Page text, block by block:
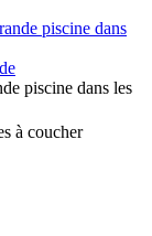
piscine dans les
à coucher